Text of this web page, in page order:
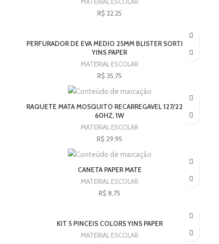
R$ 22,25
PERFURADOR DE EVA MEDIO 25MM BLISTER SORTIDO
YINS PAPER
MATERIAL ESCOLAR
R$ 35,75
RAQUETE MATA MOSQUITO RECARREGAVEL 127/220V,
60HZ, 1W
MATERIAL ESCOLAR
R$ 29,95
CANETA PAPER MATE
MATERIAL ESCOLAR
R$ 8,75
KIT 5 PINCEIS COLORS YINS PAPER
MATERIAL ESCOLAR